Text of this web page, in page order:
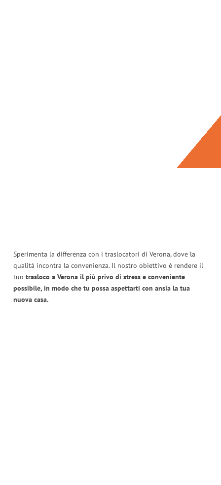
Sperimenta la differenza con i traslocatori di Verona, dove la
qualità incontra la convenienza. Il nostro obiettivo è rendere il
tuo trasloco a Verona il più privo di stress e conveniente
possibile, in modo che tu possa aspettarti con ansia la tua
nuova casa.